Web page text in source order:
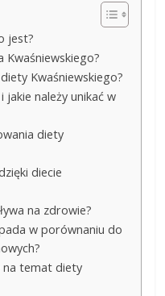
jest?
Kwaśniewskiego?
Kwaśniewskiego?
jakie należy unikać w
diety
diecie
na zdrowie?
w porównaniu do
na temat diety